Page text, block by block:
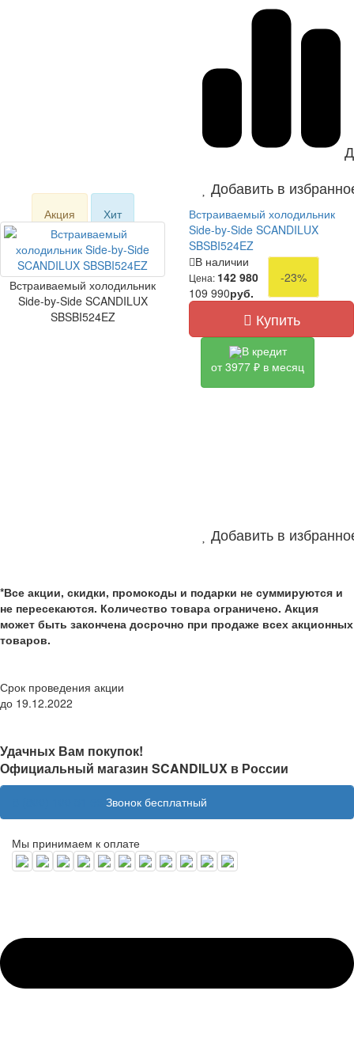
Добавить в
Акция Хит
Встраиваемый холодильник
Side-by-Side SCANDILUX
SBSBI524EZ
Встраиваемый холодильник
Side-by-Side SCANDILUX
SBSBI524EZ
В наличии
Цена: 142 980
-23%
109 990руб.
Купить
В кредит
от 3977 ₽ в месяц
Добавить в
*Все акции, скидки, промокоды и подарки не суммируются и
не пересекаются. Количество товара ограничено. Акция
может быть закончена досрочно при продаже всех акционных
товаров.
Срок проведения акции
до 19.12.2022
Удачных Вам покупок!
Официальный магазин SCANDILUX в России
Звонок бесплатный
Мы принимаем к оплате